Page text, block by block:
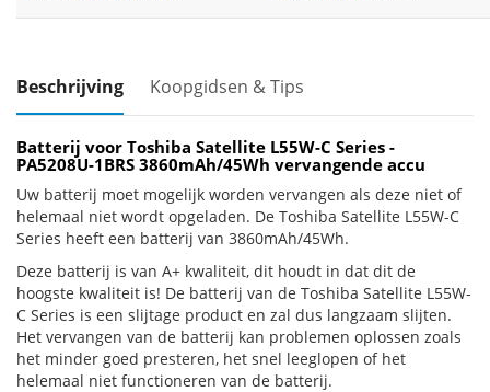
Beschrijving Koopgidsen & Tips
Batterij voor Toshiba Satellite L55W-C Series -
PA5208U-1BRS 3860mAh/45Wh vervangende accu
Uw batterij moet mogelijk worden vervangen als deze niet of
helemaal niet wordt opgeladen. De Toshiba Satellite L55W-C
Series heeft een batterij van 3860mAh/45Wh.
Deze batterij is van A+ kwaliteit, dit houdt in dat dit de
hoogste kwaliteit is! De batterij van de Toshiba Satellite L55W-
C Series is een slijtage product en zal dus langzaam slijten.
Het vervangen van de batterij kan problemen oplossen zoals
het minder goed presteren, het snel leeglopen of het
helemaal niet functioneren van de batterij.